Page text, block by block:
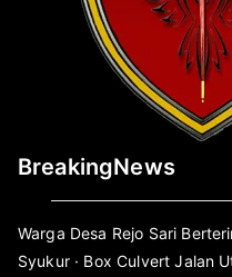
BreakingNews
Warga Desa Rejo Sari
Syukur · Box Culvert Jalan